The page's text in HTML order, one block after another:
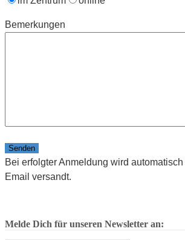
Bemerkungen
Bitte lasse dieses Feld leer.
Bei erfolgter Anmeldung wird
Email versandt.
Melde Dich für unseren Newsletter an: